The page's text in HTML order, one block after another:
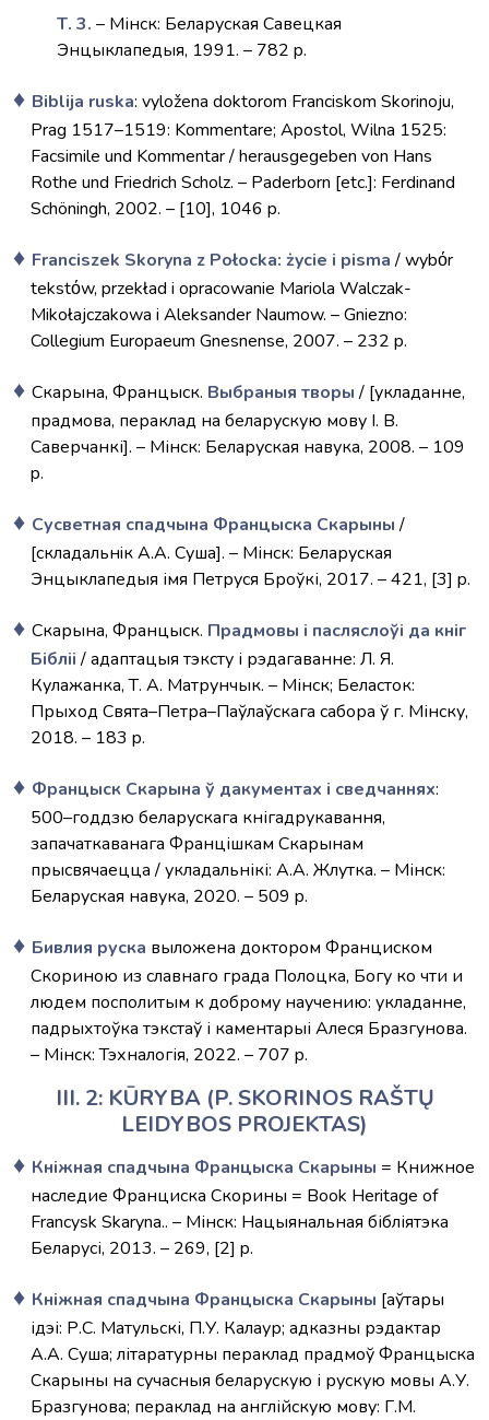
Т. 3. – Мінск: Беларуская Савецкая
Энцыклапедыя, 1991. – 782 p.
Biblija ruska: vyložena doktorom Franciskom Skorinoju,
Prag 1517–1519: Kommentare; Apostol, Wilna 1525:
Facsimile und Kommentar / herausgegeben von Hans
Rothe und Friedrich Scholz. – Paderborn [etc.]: Ferdinand
Schöningh, 2002. – [10], 1046 p.
Franciszek Skoryna z Połocka: życie i pisma/ wybόr
tekstόw, przekład i opracowanie Mariola Walczak-
Mikołajczakowa i Aleksander Naumow. – Gniezno:
Collegium Europaeum Gnesnense, 2007. – 232 p.
Скарына, Францыск. Выбраныя творы/ [укладанне,
прадмова, пераклад на беларускую мову І. В.
Саверчанкі]. – Мінск: Беларуская навука, 2008. – 109
p.
Сусветная спадчына Францыска Скарыны/
[складальнiк А.А. Суша]. – Мінск: Беларуская
Энцыклапедыя імя Петруся Броўкі, 2017. – 421, [3] p.
Скарына, Францыск. Прадмовы і пасляслоўі да кніг
Бібліі/ адаптацыя тэксту і рэдагаванне: Л. Я.
Кулажанка, Т. А. Матрунчык. – Мінск; Беласток:
Прыход Свята–Петра–Паўлаўскага сабора ў г. Мінску,
2018. – 183 p.
Францыск Скарына ў дакументах і сведчаннях:
500–годдзю беларускага кнігадрукавання,
запачаткаванага Францішкам Скарынам
прысвячаецца / укладальнікі: А.А. Жлутка. – Мінск:
Беларуская навука, 2020. – 509 p.
Бивлия руска выложена доктором Франциском
Скориною из славнаго града Полоцка, Богу ко чти и
людем посполитым к доброму научению: укладанне,
падрыхтоўка тэкстаў і каментарыі Алеся Бразгунова.
– Мінск: Тэхналогія, 2022. – 707 p.
III. 2: KŪRYBA (P. SKORINOS RAŠTŲ
LEIDYBOS PROJEKTAS)
Кніжная спадчына Францыска Скарыны = Книжное
наследие Франциска Скорины = Book Heritage of
Francysk Skaryna.. – Мінск: Нацыянальная бібліятэка
Беларусі, 2013. – 269, [2] p.
Кніжная спадчына Францыска Скарыны [аўтары
ідэі: Р.С. Матульскі, П.У. Калаур; адказны рэдактар
А.А. Суша; літаратурны пераклад прадмоў Францыска
Скарыны на сучасныя беларускую і рускую мовы А.У.
Бразгунова; пераклад на англійскую мову: Г.М.